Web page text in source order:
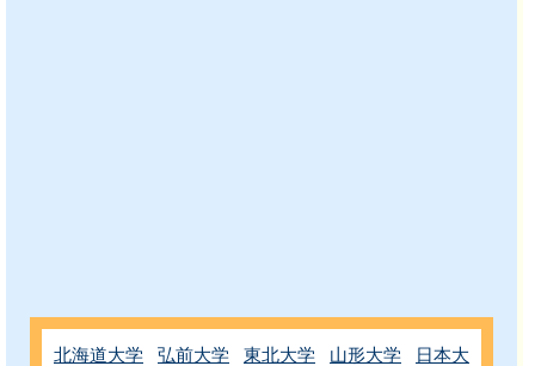
北海道大学 弘前大学 東北大学 山形大学
日本大